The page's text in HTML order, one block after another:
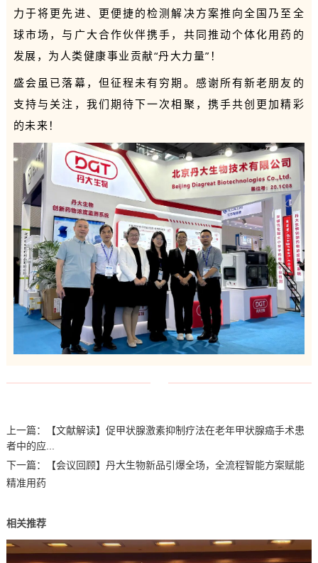
力于将更先进、更便捷的检测解决方案推向全国乃至全
球市场，与广大合作伙伴携手，共同推动个体化用药的
发展，为人类健康事业贡献“丹大力量”！
盛会虽已落幕，但征程未有穷期。感谢所有新老朋友的
支持与关注，我们期待下一次相聚，携手共创更加精彩
的未来！
上一篇：
【文献解读】促甲状腺激素抑制疗法在老年甲状腺癌手术患
者中的应...
下一篇：
【会议回顾】丹大生物新品引爆全场，全流程智能方案赋能
精准用药
相关推荐